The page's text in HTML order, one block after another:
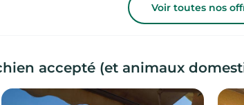
Voir toutes nos
accepté (et animaux